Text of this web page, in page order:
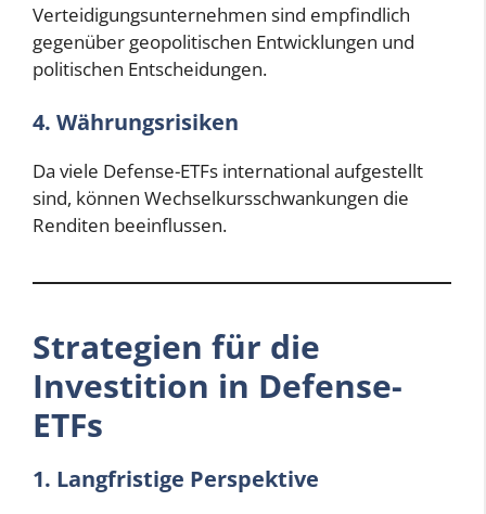
Verteidigungsunternehmen sind empfindlich
gegenüber geopolitischen Entwicklungen und
politischen Entscheidungen.
4. Währungsrisiken
Da viele Defense-ETFs international aufgestellt
sind, können Wechselkursschwankungen die
Renditen beeinflussen.
Strategien für die
Investition in Defense-
ETFs
1. Langfristige Perspektive